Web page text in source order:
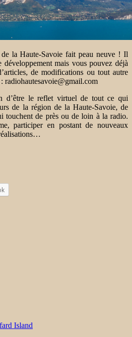
la Haute-Savoie fait peau neuve ! Il
développement mais vous pouvez déjà
de modifications ou tout autre
radiohautesavoie@gmail.com
d’être le reflet virtuel de tout ce qui
de la région de la Haute-Savoie, de
touchent de près ou de loin à la radio.
participer en postant de nouveaux
Island